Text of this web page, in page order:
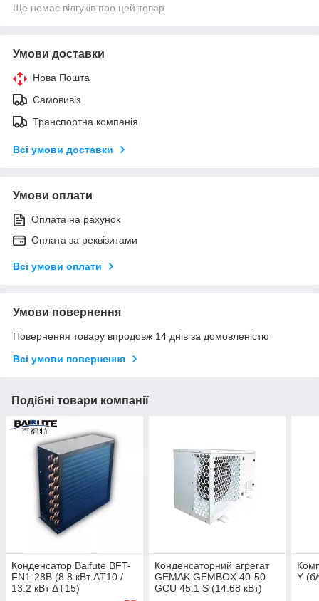
Ще немає відгуків про цей товар
Умови доставки
Нова Пошта
Самовивіз
Транспортна компанія
Всі умови доставки
Умови оплати
Оплата на рахунок
Оплата за реквізитами
Всі умови оплати
Умови повернення
Повернення товару впродовж 14 днів за домовленістю
Всі умови повернення
Подібні товари компанії
Конденсатор Baifute BFT-
FN1-28B (8.8 кВт ΔT10 /
13.2 кВт ΔT15)
Конденсаторний агрегат
GEMAK GEMBOX 40-50
GCU 45.1 S (14.68 кВт)
Y